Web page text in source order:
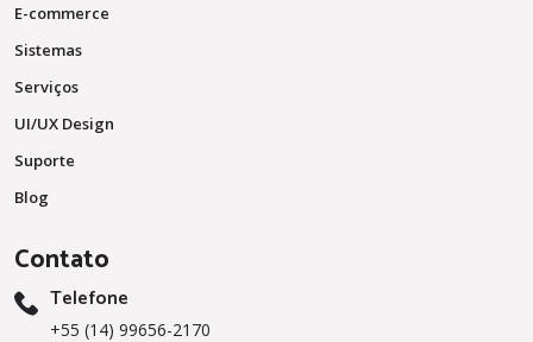
E-commerce
Sistemas
Serviços
UI/UX Design
Suporte
Blog
Contato
Telefone
+55 (14) 99656-2170